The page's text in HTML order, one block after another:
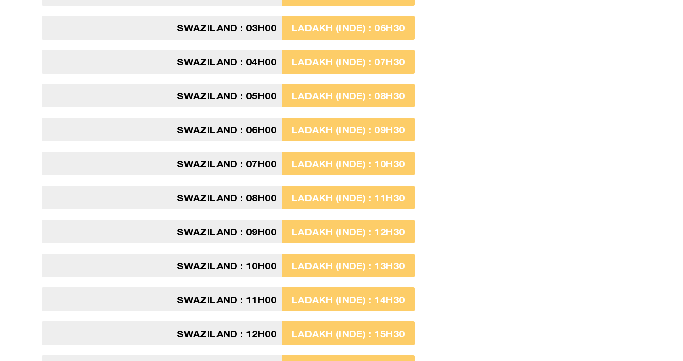
SWAZILAND : 03H00 LADAKH (INDE) : 06H30
SWAZILAND : 04H00 LADAKH (INDE) : 07H30
SWAZILAND : 05H00 LADAKH (INDE) : 08H30
SWAZILAND : 06H00 LADAKH (INDE) : 09H30
SWAZILAND : 07H00 LADAKH (INDE) : 10H30
SWAZILAND : 08H00 LADAKH (INDE) : 11H30
SWAZILAND : 09H00 LADAKH (INDE) : 12H30
SWAZILAND : 10H00 LADAKH (INDE) : 13H30
SWAZILAND : 11H00 LADAKH (INDE) : 14H30
SWAZILAND : 12H00 LADAKH (INDE) : 15H30